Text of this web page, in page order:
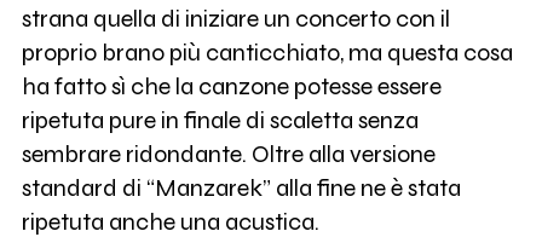
strana quella di iniziare un concerto con il
proprio brano più canticchiato, ma questa cosa
ha fatto sì che la canzone potesse essere
ripetuta pure in finale di scaletta senza
sembrare ridondante. Oltre alla versione
standard di “Manzarek” alla fine ne è stata
ripetuta anche una acustica.